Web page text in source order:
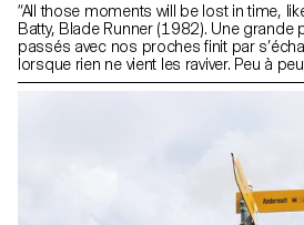
“All those moments will be lost in time,
Batty, Blade Runner (1982). Une
passés avec nos proches finit par
lorsque rien ne vient les raviver. Peu à
s’effacent, jusqu’à disparaître. Memoria
personnes présentes sur nos photos
aucun nouveau souvenir partagé avec
maintenir ces visages présents à
invité à entretenir régulièrement son